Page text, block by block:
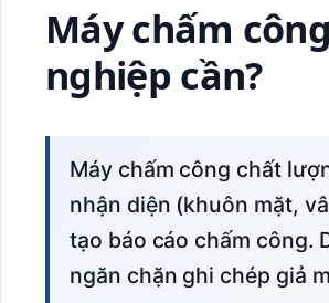
Máy chấm
nghiệp cần?
Máy chấm công chất lượng là thiết bị kiểm soát thời gian làm việc bằng công nghệ
nhận diện (khuôn mặt,
tạo báo cáo chấm công.
ngăn chặn ghi chép giả